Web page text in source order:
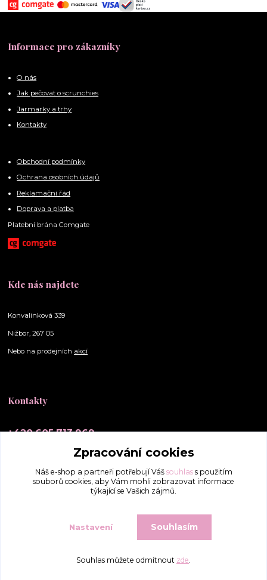
Informace pro zákazníky
O nás
Jak pečovat o scrunchies
Jarmarky a trhy
Kontakty
Obchodní podmínky
Ochrana osobních údajů
Reklamační řád
Doprava a platba
Platební brána Comgate
Kde nás najdete
Konvalinková 339
Nižbor, 267 05
Nebo na prodejních akcí
Kontakty
+420 605 713 969
info@elly-scrunchies.cz
Vytvořeno na Eshop-rychle.cz
Zpracování cookies
Náš e-shop a partneři potřebují Váš souhlass použitím
souborů cookies, aby Vám mohli zobrazovat informace
týkající se Vašich zájmů.
Nastavení Souhlasím
Souhlas můžete odmítnout zde